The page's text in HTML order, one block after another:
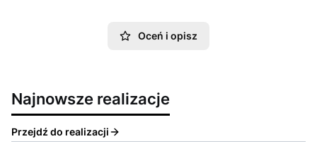
Oceń i opisz
Najnowsze realizacje
Przejdź do realizacji